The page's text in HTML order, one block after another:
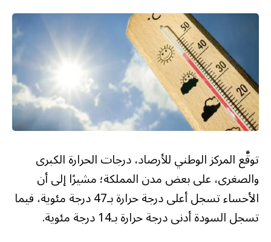
توقَّع المركز الوطني للأرصاد، درجات الحرارة الكبرى
والصغرى، على بعض مدن المملكة؛ مشيرًا إلى أن
الأحساء تسجل أعلى درجة حرارة بـ47 درجة مئوية، فيما
تسجل السودة أدنى درجة حرارة بـ14 درجة مئوية.